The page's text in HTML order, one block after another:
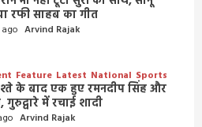
रफी साहब का गीत
Arvind Rajak
Feature Latest National Sports
के बाद एक हुए रमनदीप सिंह और
गुरुद्वारे में रचाई शादी
Arvind Rajak